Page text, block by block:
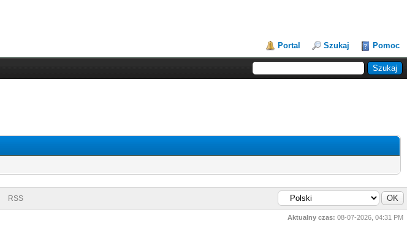
Portal Szukaj Pomoc
RSS
Aktualny czas: 08-07-2026, 04:31 PM